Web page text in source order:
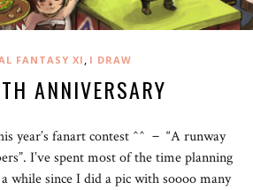
FANTASY XI , I DRAW
ANNIVERSARY
year’s fanart contest ^^ － “A runway
I’ve spent most of the time planning
while since I did a pic with soooo many